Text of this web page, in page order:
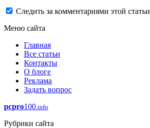
Следить за комментариями этой статьи
Меню сайта
Главная
Все статьи
Контакты
О блоге
Реклама
Задать вопрос
pcpro100 .info
Рубрики сайта